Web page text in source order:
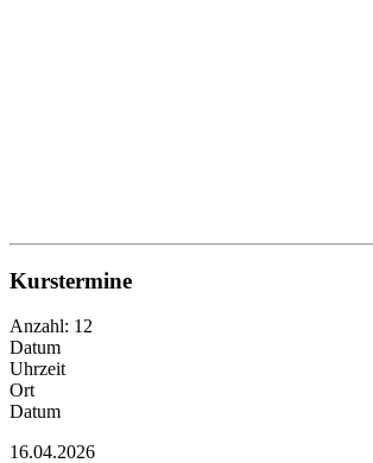
Kurstermine
Anzahl: 12
Datum
Uhrzeit
Ort
Datum
16.04.2026